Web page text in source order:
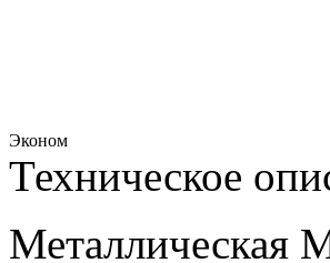
Эконом
Техническое
Металлическая